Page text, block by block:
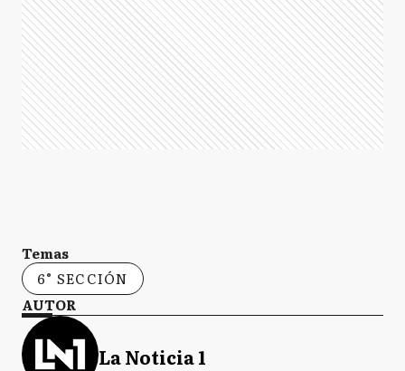
Temas
6° SECCIÓN
AUTOR
La Noticia 1